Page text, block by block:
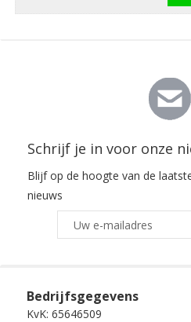
Schrijf je in voor onze
Blijf op de hoogte van de
nieuws
Bedrijfsgegevens
KvK: 65646509